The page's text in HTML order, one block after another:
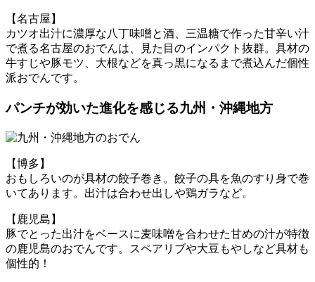
【名古屋】
カツオ出汁に濃厚な八丁味噌と酒、三温糖で作った甘辛い汁
で煮る名古屋のおでんは、見た目のインパクト抜群。具材の
牛すじや豚モツ、大根などを真っ黒になるまで煮込んだ個性
派おでんです。
パンチが効いた進化を感じる九州・沖縄地方
【博多】
おもしろいのが具材の餃子巻き。餃子の具を魚のすり身で巻
いてあります。出汁は合わせ出しや鶏ガラなど。
【鹿児島】
豚でとった出汁をベースに麦味噌を合わせた甘めの汁が特徴
の鹿児島のおでんです。スペアリブや大豆もやしなど具材も
個性的！